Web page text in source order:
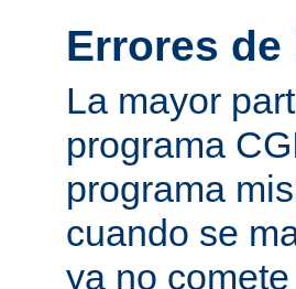
Errores de
La mayor
programa
programa
cuando se
ya no